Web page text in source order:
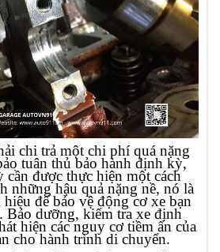
chi trả một chi phí quá nặng
tuân thủ bảo hành định kỳ,
được thực hiện một cách
những hậu quả nặng nề, nó là
để bảo vệ động cơ xe bạn
Bảo dưỡng, kiểm tra xe định
hiện các nguy cơ tiềm ẩn của
cho hành trình di chuyển.